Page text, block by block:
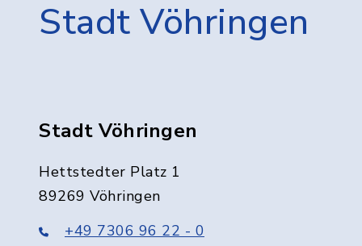
Stadt Vöhringen
Stadt Vöhringen
Hettstedter Platz 1
89269 Vöhringen
+49 7306 96 22 - 0